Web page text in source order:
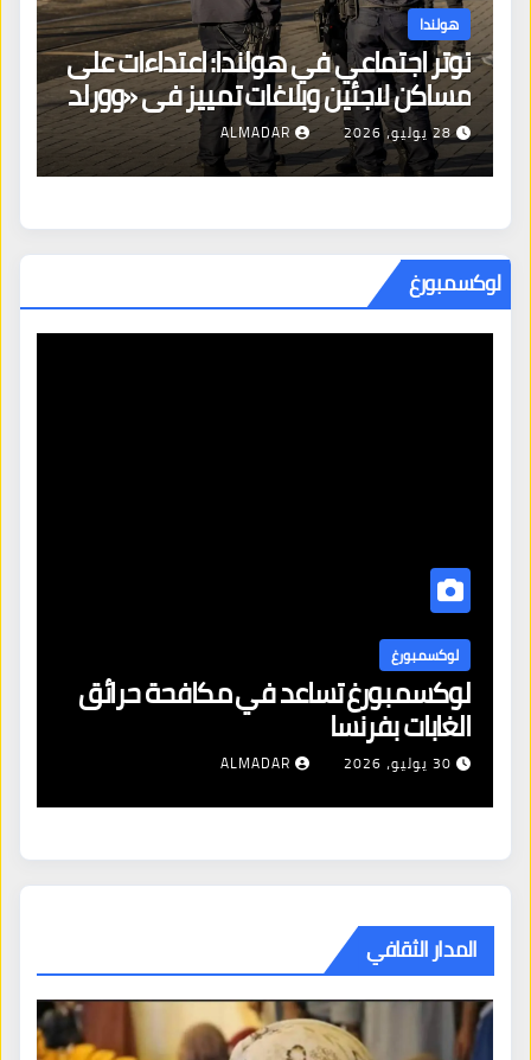
هولندا
توتر اجتماعي في هولندا: اعتداءات على
مساكن لاجئين وبلاغات تمييز في «وورلد
برايد»
28 يوليو، 2026 ALMADAR
لوكسمبورغ
لوكسمبورغ
لوكسمبورغ تساعد في مكافحة حرائق
الغابات بفرنسا
30 يوليو، 2026 ALMADAR
المدار الثقافي